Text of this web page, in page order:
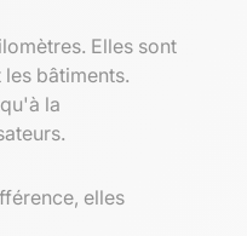
Elles sont
bâtiments.
la
elles